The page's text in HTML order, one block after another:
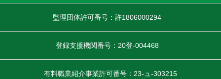
監理団体許可番号：許1806000294
登録支援機関番号：20登-004468
有料職業紹介事業許可番号：23-ュ-303215